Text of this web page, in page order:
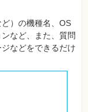
）の機種名、OS
など、また、質問
などをできるだけ